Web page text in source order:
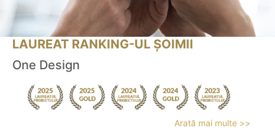
LAUREAT RANKING-UL ȘOIMII
One Design
Arată mai multe >>